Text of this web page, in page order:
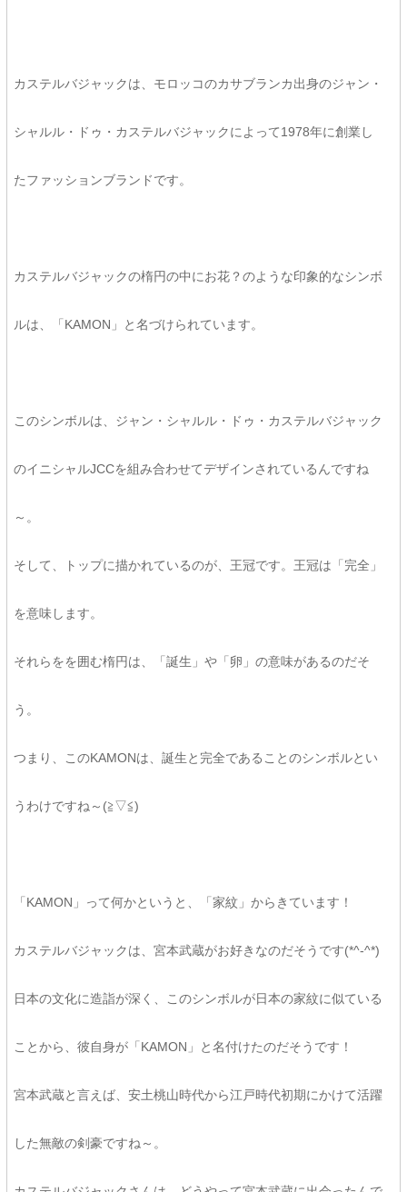
カステルバジャックは、モロッコのカサブランカ出身のジャン・
シャルル・ドゥ・カステルバジャックによって1978年に創業し
たファッションブランドです。
カステルバジャックの楕円の中にお花？のような印象的なシンボ
ルは、「KAMON」と名づけられています。
このシンボルは、ジャン・シャルル・ドゥ・カステルバジャック
のイニシャルJCCを組み合わせてデザインされているんですね
～。
そして、トップに描かれているのが、王冠です。王冠は「完全」
を意味します。
それらをを囲む楕円は、「誕生」や「卵」の意味があるのだそ
う。
つまり、このKAMONは、誕生と完全であることのシンボルとい
うわけですね～(≧▽≦)
「KAMON」って何かというと、「家紋」からきています！
カステルバジャックは、宮本武蔵がお好きなのだそうです(*^-^*)
日本の文化に造詣が深く、このシンボルが日本の家紋に似ている
ことから、彼自身が「KAMON」と名付けたのだそうです！
宮本武蔵と言えば、安土桃山時代から江戸時代初期にかけて活躍
した無敵の剣豪ですね～。